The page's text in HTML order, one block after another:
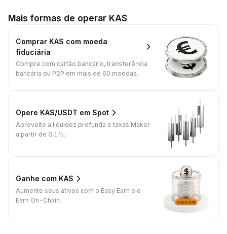
Mais formas de operar KAS
Comprar KAS com moeda
fiduciária
Compre com cartão bancário, transferência
bancária ou P2P em mais de 60 moedas.
Opere KAS/USDT em Spot
Aproveite a liquidez profunda e taxas Maker
a partir de 0,1%.
Ganhe com KAS
Aumente seus ativos com o Easy Earn e o
Earn On-Chain.